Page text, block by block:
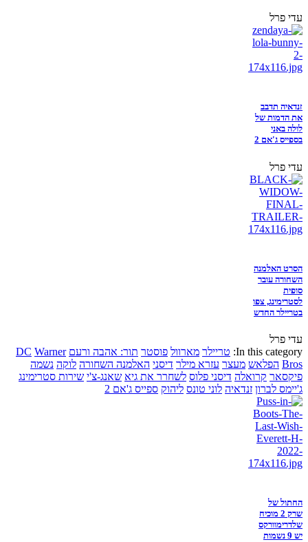
עדי פרל
זנדאיה תדבב
את הדמות של
לולה באני
בספייס ג'אם 2
עדי פרל
הסרט האלמנה
השחורה עובר
סופית
לסטרימינג, צפו
בטריילר החדש
עדי פרל
In this category: טריילר מארוול פוסטר תור: אהבה ורעם DC Warner
Bros הפלאש מעצר עזרא מילר דיסני האלמנה השחורה לוקה נשמה
פיקסאר קרואלה דיסני פלוס לשחרר את גיא שאנג-צ'י שירות סטרימינג
ג'יימס לברון זנדאיה לוני טונס ליהוק ספייס ג'אם 2
החתול של
שרק 2 מוכיח
שלדרימוורקס
יש 9 נשמות